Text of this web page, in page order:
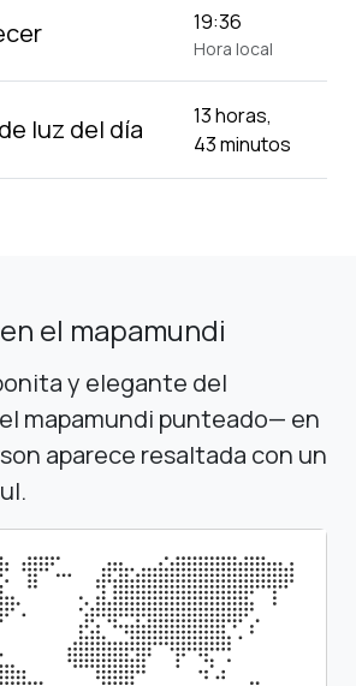
19:36
Hora local
luz del día
13 horas,
43 minutos
el mapamundi
y elegante del
mapamundi punteado— en
aparece resaltada con un